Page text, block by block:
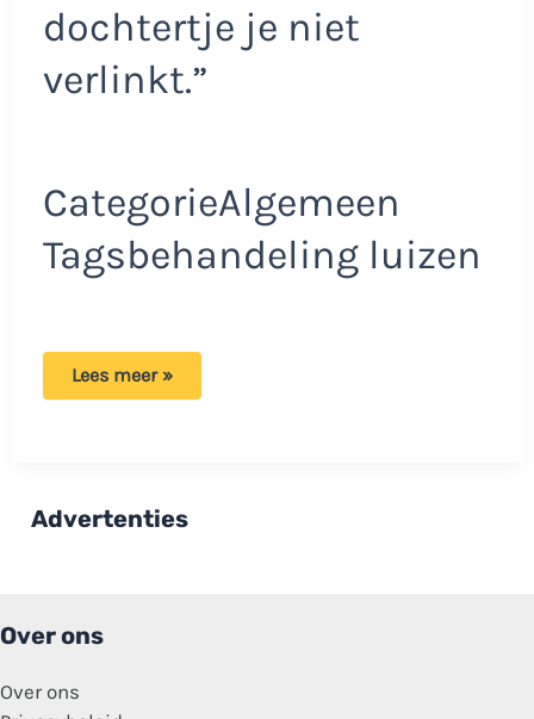
dochtertje je niet
verlinkt.”
CategorieAlgemeen
Tagsbehandeling luizen
Moeder
weiger
Lees meer »
Advertenties
Over ons
Over ons